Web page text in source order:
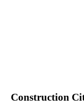
Construction